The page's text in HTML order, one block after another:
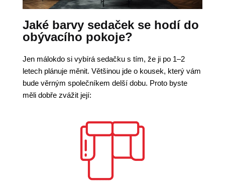
Jaké barvy sedaček se hodí do
obývacího pokoje?
Jen málokdo si vybírá sedačku s tím, že ji po 1–2
letech plánuje měnit. Většinou jde o kousek, který vám
bude věrným společníkem delší dobu. Proto byste
měli dobře zvážit její: